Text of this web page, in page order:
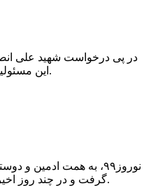
این مسئولیت را بر عهده داشت. دوران مسئولیت شهید کریمی در دادستانی، چندان طولانی نیست ولی به قدری مهم بود که در تاریخ انقلاب اسلامی ماندگار شده است.
نوروز۹۹، به همت
گرفت و در چند روز اخیر در گروه به مدیریت آقای هادی، گفتگوهای بسیاری درباره شهید کریمی با حضور برادر شهید و عده ای از یاران شهید برگزار شد که نکات مفیدی درباره شهید مطرح شد.